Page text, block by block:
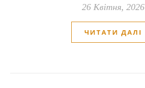
26 Квітня, 2026
ЧИТАТИ ДАЛІ